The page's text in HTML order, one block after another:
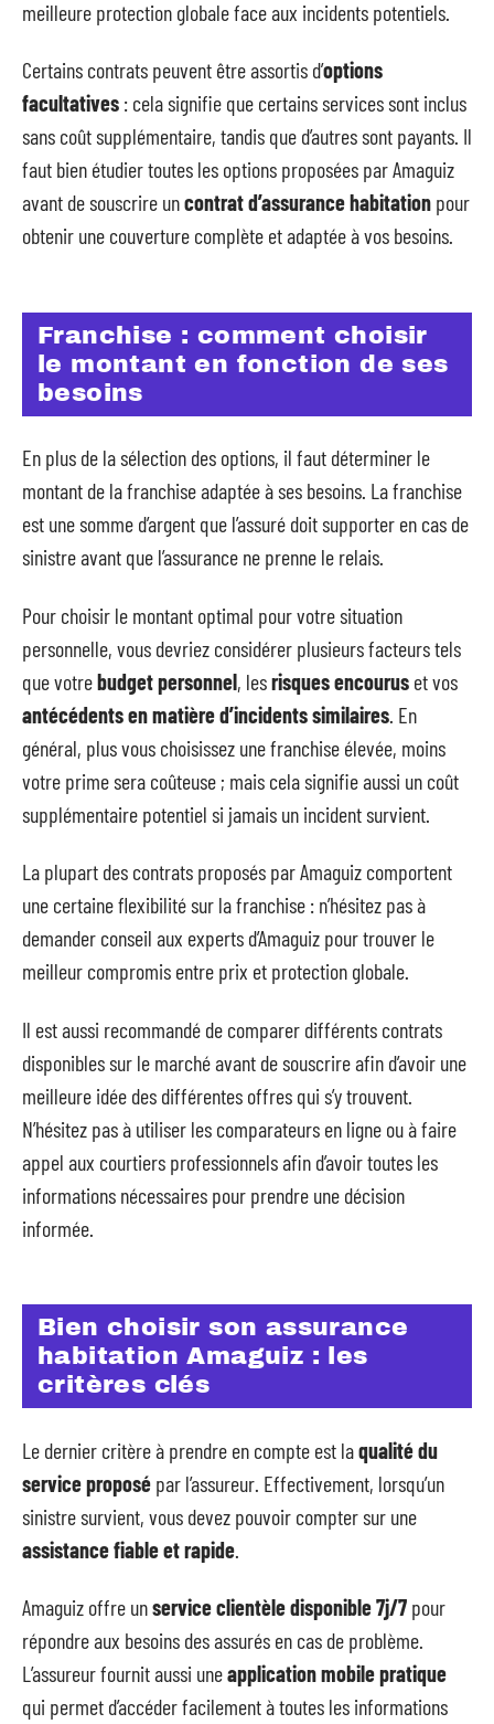
meilleure protection globale face aux incidents potentiels.
Certains contrats peuvent être assortis d’options
facultatives : cela signifie que certains services sont inclus
sans coût supplémentaire, tandis que d’autres sont payants. Il
faut bien étudier toutes les options proposées par Amaguiz
avant de souscrire uncontrat d’assurance habitation pour
obtenir une couverture complète et adaptée à vos besoins.
Franchise : comment choisir
le montant en fonction de ses
besoins
En plus de la sélection des options, il faut déterminer le
montant de la franchise adaptée à ses besoins. La franchise
est une somme d’argent que l’assuré doit supporter en cas de
sinistre avant que l’assurance ne prenne le relais.
Pour choisir le montant optimal pour votre situation
personnelle, vous devriez considérer plusieurs facteurs tels
que votrebudget personnel, lesrisques encourus et vos
antécédents en matière d’incidents similaires. En
général, plus vous choisissez une franchise élevée, moins
votre prime sera coûteuse ; mais cela signifie aussi un coût
supplémentaire potentiel si jamais un incident survient.
La plupart des contrats proposés par Amaguiz comportent
une certaine flexibilité sur la franchise : n’hésitez pas à
demander conseil aux experts d’Amaguiz pour trouver le
meilleur compromis entre prix et protection globale.
Il est aussi recommandé de comparer différents contrats
disponibles sur le marché avant de souscrire afin d’avoir une
meilleure idée des différentes offres qui s’y trouvent.
N’hésitez pas à utiliser les comparateurs en ligne ou à faire
appel aux courtiers professionnels afin d’avoir toutes les
informations nécessaires pour prendre une décision
informée.
Bien choisir son assurance
habitation Amaguiz : les
critères clés
Le dernier critère à prendre en compte est laqualité du
service proposé par l’assureur. Effectivement, lorsqu’un
sinistre survient, vous devez pouvoir compter sur une
assistance fiable et rapide.
Amaguiz offre unservice clientèle disponible 7j/7 pour
répondre aux besoins des assurés en cas de problème.
L’assureur fournit aussi uneapplication mobile pratique
qui permet d’accéder facilement à toutes les informations